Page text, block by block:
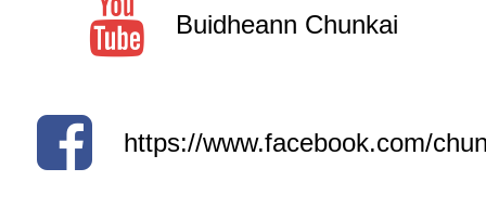
Buidheann Chunkai
https://www.facebook.com/